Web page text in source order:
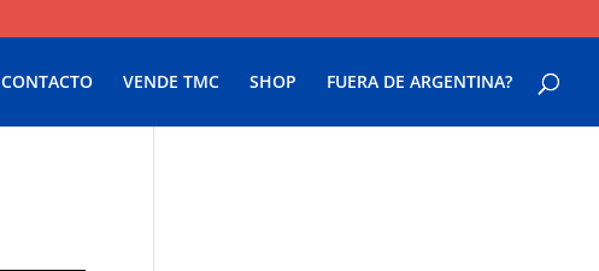
CONTACTO VENDE TMC SHOP FUERA DE ARGENTINA?